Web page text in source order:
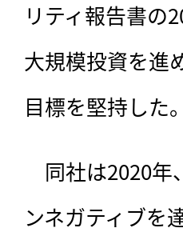
リティ報告書の
大規模投資を進
目標を堅持した。
同社は2020年
ンネガティブを